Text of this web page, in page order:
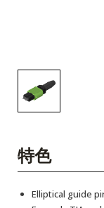
特色
Elliptical guide